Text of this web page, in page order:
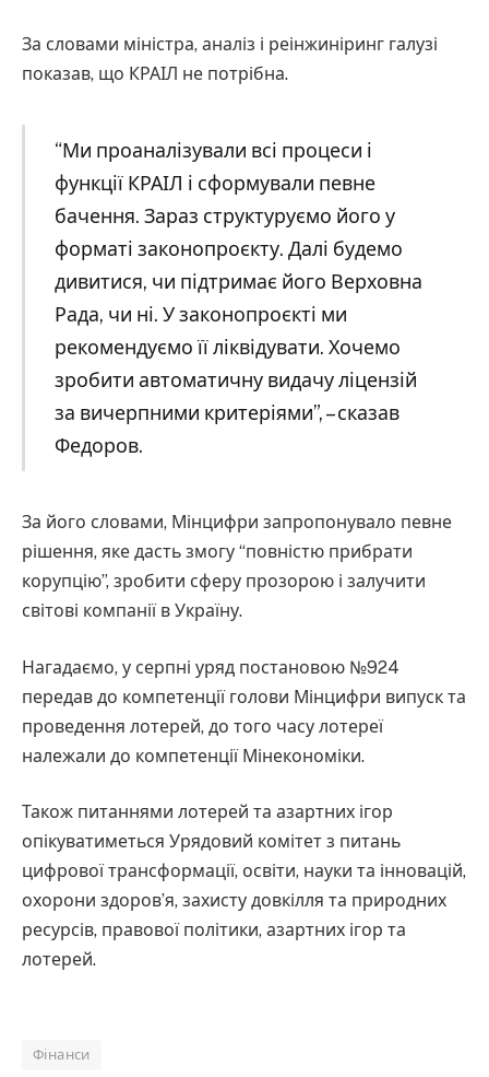
За словами міністра, аналіз і реінжиніринг галузі
показав, що КРАІЛ не потрібна.
“Ми проаналізували всі процеси і
функції КРАІЛ і сформували певне
бачення. Зараз структуруємо його у
форматі законопроєкту. Далі будемо
дивитися, чи підтримає його Верховна
Рада, чи ні. У законопроєкті ми
рекомендуємо її ліквідувати. Хочемо
зробити автоматичну видачу ліцензій
за вичерпними критеріями”, – сказав
Федоров.
За його словами, Мінцифри запропонувало певне
рішення, яке дасть змогу “повністю прибрати
корупцію”, зробити сферу прозорою і залучити
світові компанії в Україну.
Нагадаємо, у серпні уряд постановою №924
передав до компетенції голови Мінцифри випуск та
проведення лотерей, до того часу лотереї
належали до компетенції Мінекономіки.
Також питаннями лотерей та азартних ігор
опікуватиметься Урядовий комітет з питань
цифрової трансформації, освіти, науки та інновацій,
охорони здоровʼя, захисту довкілля та природних
ресурсів, правової політики, азартних ігор та
лотерей.
Фінанси